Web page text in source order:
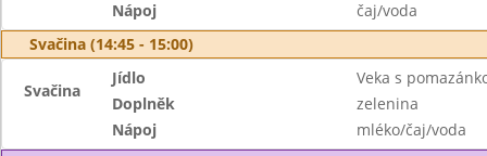
Nápoj
čaj/voda
Svačina (14:45 - 15:00)
Svačina
Jídlo
Veka s
Doplněk
zelenina
Nápoj
mléko/čaj/voda